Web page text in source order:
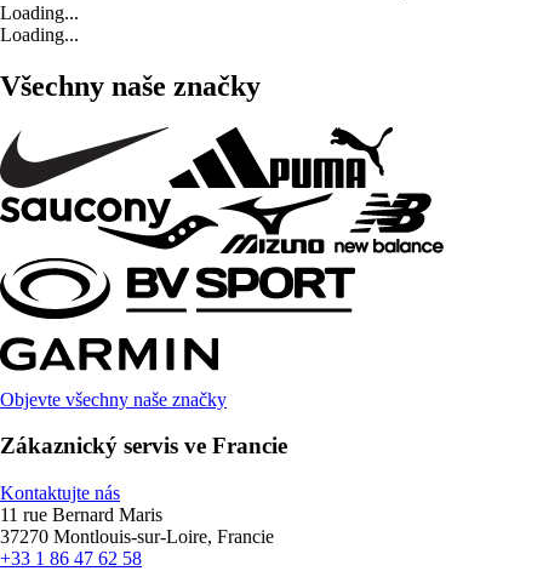
Loading...
Loading...
Všechny naše značky
Objevte všechny naše značky
Zákaznický servis ve Francie
Kontaktujte nás
11 rue Bernard Maris
37270 Montlouis-sur-Loire, Francie
+33 1 86 47 62 58